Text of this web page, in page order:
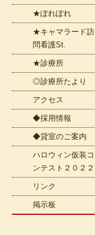
★ぽれぽれ
★キャマラード訪
問看護St.
★診療所
◎診療所たより
アクセス
◆採用情報
◆貸室のご案内
ハロウィン仮装コ
ンテスト２０２２
リンク
掲示板